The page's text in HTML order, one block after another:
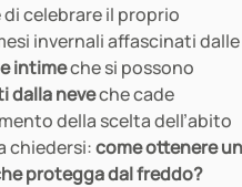
di celebrare il proprio
invernali affascinati dalle
intime che si possono
dalla neve che cade
della scelta dell’abito
chiedersi: come ottenere un
protegga dal freddo?